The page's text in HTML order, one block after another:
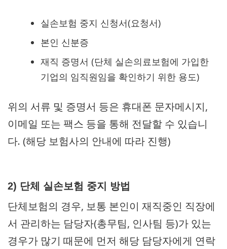
실손보험 중지 신청서(요청서)
본인 신분증
재직 증명서 (단체 실손의료보험에 가입한
기업의 임직원임을 확인하기 위한 용도)
위의 서류 및 증명서 등은 휴대폰 문자메시지,
이메일 또는 팩스 등을 통해 전달할 수 있습니
다. (해당 보험사의 안내에 따라 진행)
2) 단체 실손보험 중지 방법
단체보험의 경우, 보통 본인이 재직중인 직장에
서 관리하는 담당자(총무팀, 인사팀 등)가 있는
경우가 많기 때문에 먼저 해당 담당자에게 연락